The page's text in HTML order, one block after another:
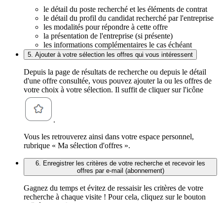
le détail du poste recherché et les éléments de contrat
le détail du profil du candidat recherché par l'entreprise
les modalités pour répondre à cette offre
la présentation de l'entreprise (si présente)
les informations complémentaires le cas échéant
5. Ajouter à votre sélection les offres qui vous intéressent
Depuis la page de résultats de recherche ou depuis le détail
d'une offre consultée, vous pouvez ajouter la ou les offres de
votre choix à votre sélection. Il suffit de cliquer sur l'icône
.
Vous les retrouverez ainsi dans votre espace personnel,
rubrique « Ma sélection d'offres ».
6. Enregistrer les critères de votre recherche et recevoir les
offres par e-mail (abonnement)
Gagnez du temps et évitez de ressaisir les critères de votre
recherche à chaque visite ! Pour cela, cliquez sur le bouton